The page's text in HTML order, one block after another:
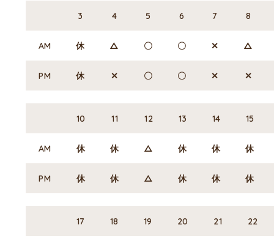
3 4 5 6 7 8
AM 休 △ 〇 〇 ✕ △
PM 休 ✕ 〇 〇 ✕ ✕
10 11 12 13 14 15
AM 休 休 △ 休 休 休
PM 休 休 △ 休 休 休
17 18 19 20 21 22